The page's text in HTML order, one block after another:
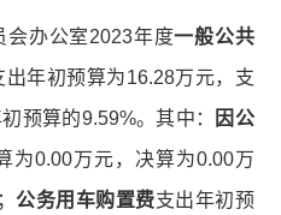
会办公室2023年度一般公共
出年初预算为16.28万元，支
预算的9.59%。其中：
因公
为0.00万元，决算为0.00万
公务用车购置费支出年初预